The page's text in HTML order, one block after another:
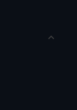
expand_more